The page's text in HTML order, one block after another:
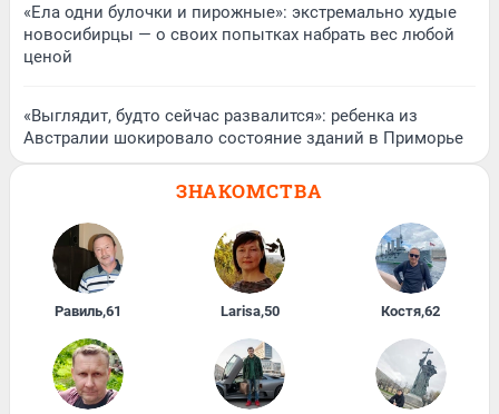
«Ела одни булочки и пирожные»: экстремально худые
новосибирцы — о своих попытках набрать вес любой
ценой
«Выглядит, будто сейчас развалится»: ребенка из
Австралии шокировало состояние зданий в Приморье
ЗНАКОМСТВА
Равиль,61 Larisa,50 Костя,62